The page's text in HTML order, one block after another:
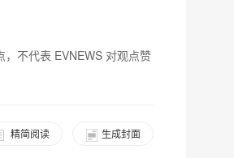
不代表 EVNEWS 对观点赞
生成封面
精简阅读